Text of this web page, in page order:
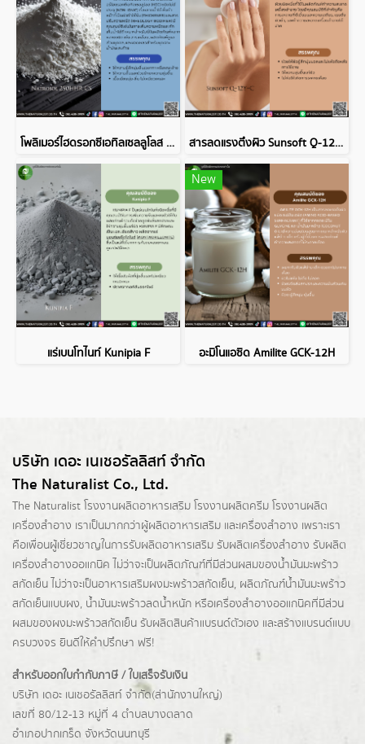
โพลิเมอร์ไฮดรอกซีเอทิลเซลลูโลส Natrosol 250HHR CS สารลดแรงตึงผิว Sunsoft Q-12Y-C
แร่เบนโทไนท์ Kunipia F
New
อะมิโนแอซิด Amilite GCK-12H
บริษัท เดอะ เนเชอรัลลิสท์ จำกัด
The Naturalist Co., Ltd.
The Naturalist โรงงานผลิตอาหารเสริม โรงงานผลิตครีม โรงงานผลิต
เครื่องสำอาง เราเป็นมากกว่าผู้ผลิตอาหารเสริม และเครื่องสำอาง เพราะเรา
คือเพื่อนผู้เชี่ยวชาญในการรับผลิตอาหารเสริม รับผลิตเครื่องสำอาง รับผลิต
เครื่องสำอางออแกนิค ไม่ว่าจะเป็นผลิตภัณฑ์ที่มีส่วนผสมของน้ำมันมะพร้าว
สกัดเย็น ไม่ว่าจะเป็นอาหารเสริมผงมะพร้าวสกัดเย็น, ผลิตภัณฑ์น้ำมันมะพร้าว
สกัดเย็นแบบผง, น้ำมันมะพร้าวลดน้ำหนัก หรือเครื่องสำอางออแกนิคที่มีส่วน
ผสมของผงมะพร้าวสกัดเย็น รับผลิตสินค้าแบรนด์ตัวเอง และสร้างแบรนด์แบบ
ครบวงจร ยินดีให้คำปรึกษา ฟรี!
สำหรับออกใบกำกับภาษี / ใบเสร็จรับเงิน
บริษัท เดอะ เนเชอรัลลิสท์ จำกัด(ส่านักงานใหญ่)
เลขที่ 80/12-13 หมู่ที่ 4 ตำบลบางตลาด
อำเภอปากเกร็ด จังหวัดนนทบุรี